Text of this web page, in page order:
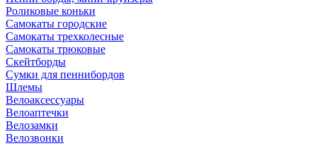
Роликовые коньки
Самокаты городские
Самокаты трехколесные
Самокаты трюковые
Скейтборды
Сумки для пеннибордов
Шлемы
Велоаксессуары
Велоаптечки
Велозамки
Велозвонки